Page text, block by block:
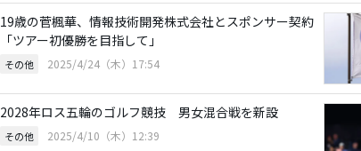
19歳の菅楓華、情報技術開発株式会社とスポンサー契約
「ツアー初優勝を目指して」
その他 2025/4/24（木）17:54
2028年ロス五輪のゴルフ競技 男女混合戦を新設
その他 2025/4/10（木）12:39